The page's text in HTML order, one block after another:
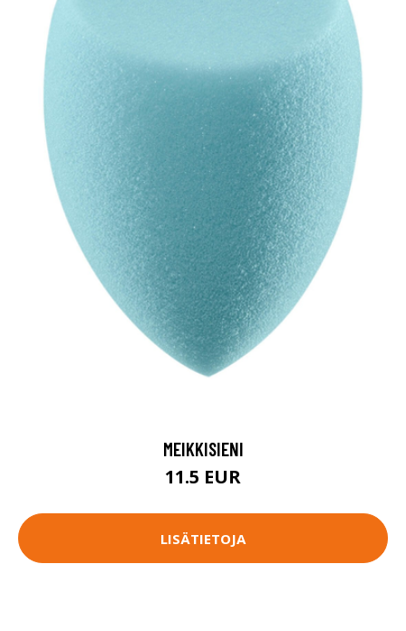
MEIKKISIENI
11.5 EUR
LISÄTIETOJA